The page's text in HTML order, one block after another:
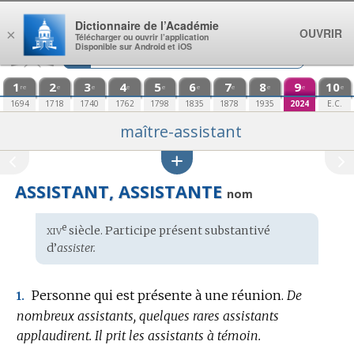
Aller au contenu
1 re
1694
2e
1718
3e
1740
4e
1762
5e
1798
6e
1835
7e
1878
8e
1935
9e
2024
10e
E.C.
maître-assistant
ASSISTANT, ASSISTANTE nom
Étymologie
:
xivesiècle. Participe présent substantivé
d’assister.
1. Personne qui est présente à une réunion. De
nombreux assistants, quelques rares assistants
applaudirent. Il prit les assistants à témoin.
×
Dictionnaire de l’Académie
Télécharger ou ouvrir l’application
Disponible sur Android et iOS
OUVRIR